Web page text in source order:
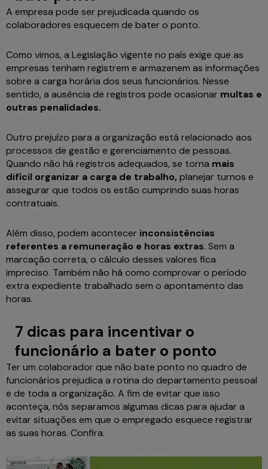
A empresa pode ser prejudicada quando os
colaboradores esquecem de bater o ponto.
Como vimos, a Legislação vigente no país exige que as
empresas tenham registrem e armazenem as informações
sobre a carga horária dos seus funcionários. Nesse
sentido, a ausência de registros pode ocasionar multas e
outras penalidades.
Outro prejuízo para a organização está relacionado aos
processos de gestão e gerenciamento de pessoas.
Quando não há registros adequados, se torna mais
difícil organizar a carga de trabalho, planejar turnos e
assegurar que todos os estão cumprindo suas horas
contratuais.
Além disso, podem acontecer inconsistências
referentes a remuneração e horas extras. Sem a
marcação correta, o cálculo desses valores fica
impreciso. Também não há como comprovar o período
extra expediente trabalhado sem o apontamento das
horas.
7 dicas para incentivar o
funcionário a bater o ponto
Ter um colaborador que não bate ponto no quadro de
funcionários prejudica a rotina do departamento pessoal
e de toda a organização. A fim de evitar que isso
aconteça, nós separamos algumas dicas para ajudar a
evitar situações em que o empregado esquece registrar
as suas horas. Confira.